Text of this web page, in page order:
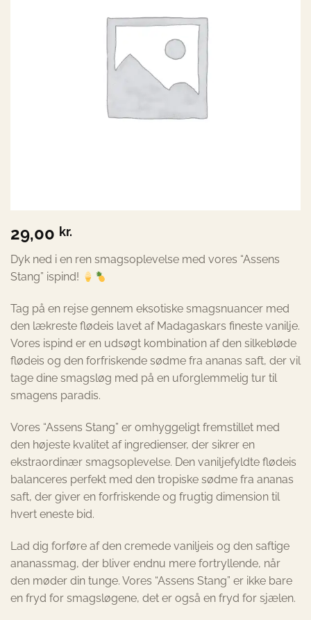
29,00 kr.
Dyk ned i en ren smagsoplevelse med vores “Assens
Stang” ispind!
Tag på en rejse gennem eksotiske smagsnuancer med
den lækreste flødeis lavet af Madagaskars fineste vanilje.
Vores ispind er en udsøgt kombination af den silkebløde
flødeis og den forfriskende sødme fra ananas saft, der vil
tage dine smagsløg med på en uforglemmelig tur til
smagens paradis.
Vores “Assens Stang” er omhyggeligt fremstillet med
den højeste kvalitet af ingredienser, der sikrer en
ekstraordinær smagsoplevelse. Den vaniljefyldte flødeis
balanceres perfekt med den tropiske sødme fra ananas
saft, der giver en forfriskende og frugtig dimension til
hvert eneste bid.
Lad dig forføre af den cremede vaniljeis og den saftige
ananassmag, der bliver endnu mere fortryllende, når
den møder din tunge. Vores “Assens Stang” er ikke bare
en fryd for smagsløgene, det er også en fryd for sjælen.